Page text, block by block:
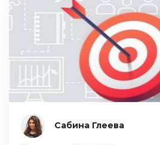
Сабина Глеева